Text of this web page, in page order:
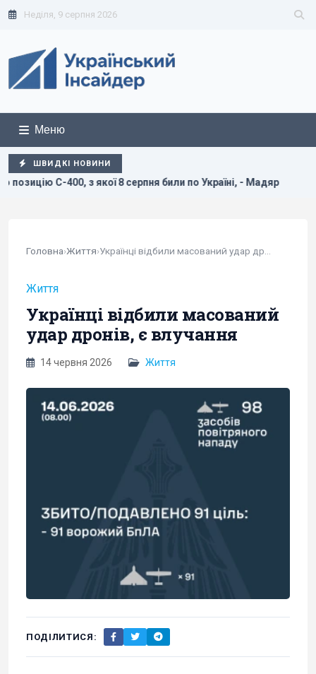
Неділя, 9 серпня 2026
Меню
ШВИДКІ НОВИНИ
8 серпня били по Україні, - Мадяр Дві океанічні
Головна›Життя›
Життя
Українці відбили масований
удар дронів, є влучання
14 червня 2026 Життя
ПОДІЛИТИСЯ: